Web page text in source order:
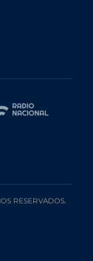
RESERVADOS.